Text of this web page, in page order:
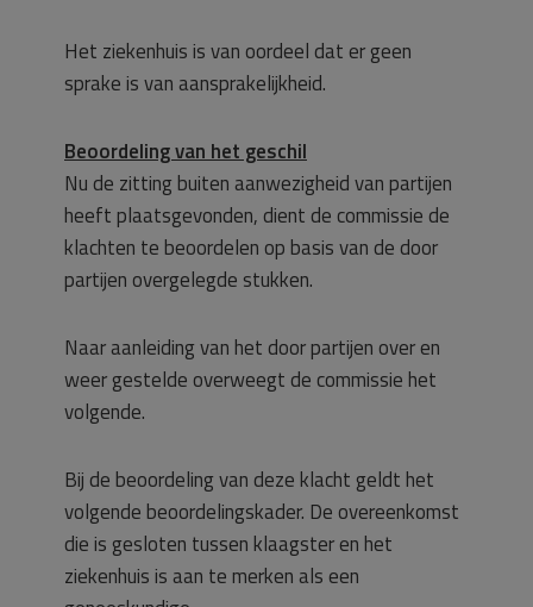
Het ziekenhuis is van oordeel dat er geen
sprake is van aansprakelijkheid.
Beoordeling van het geschil
Nu de zitting buiten aanwezigheid van partijen
heeft plaatsgevonden, dient de commissie de
klachten te beoordelen op basis van de door
partijen overgelegde stukken.
Naar aanleiding van het door partijen over en
weer gestelde overweegt de commissie het
volgende.
Bij de beoordeling van deze klacht geldt het
volgende beoordelingskader. De overeenkomst
die is gesloten tussen klaagster en het
ziekenhuis is aan te merken als een